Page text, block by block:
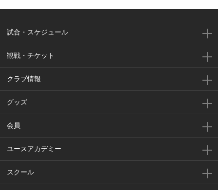
試合・スケジュール
観戦・チケット
クラブ情報
グッズ
会員
ユースアカデミー
スクール